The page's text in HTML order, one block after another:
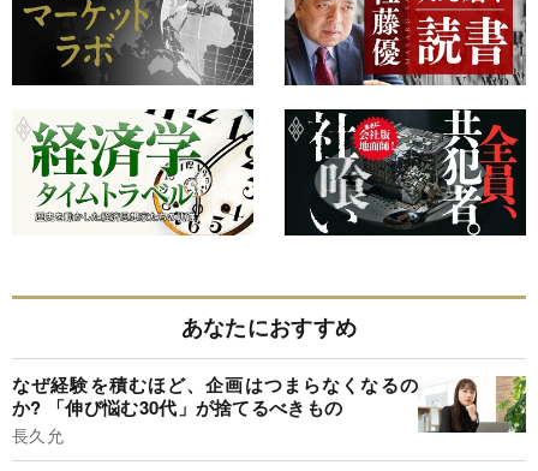
あなたにおすすめ
なぜ経験を積むほど、企画はつまらなくなるの
か? 「伸び悩む30代」が捨てるべきもの
長久允